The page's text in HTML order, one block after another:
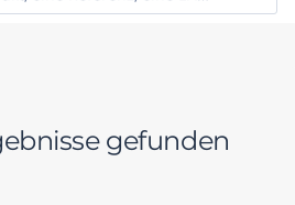
gefunden